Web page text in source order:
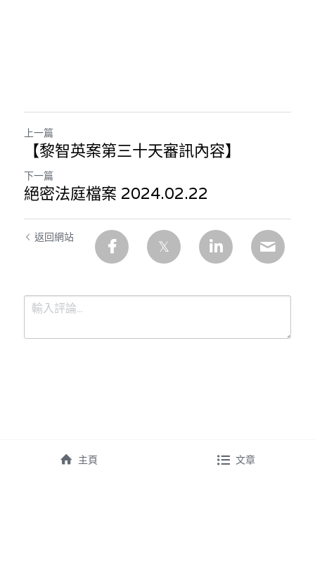
上一篇
【黎智英案第三十天審訊內容】
下一篇
絕密法庭檔案 2024.02.22
返回網站
主頁 文章